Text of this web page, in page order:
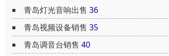
青岛灯光音响出售 36
青岛视频设备销售 35
青岛调音台销售 40